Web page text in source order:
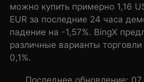
можно купить примерно 1,16
EUR за последние 24 часа
падение на -1,57%. BingX
различные варианты
0,1%.